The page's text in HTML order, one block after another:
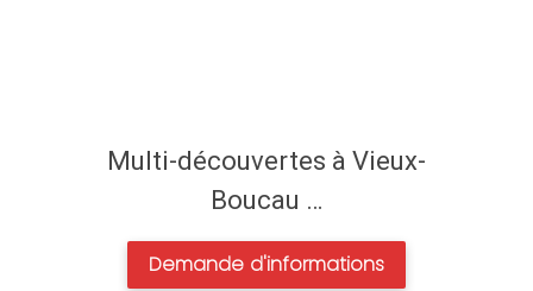
Multi-découvertes à Vieux-
Boucau …
Demande d'informations